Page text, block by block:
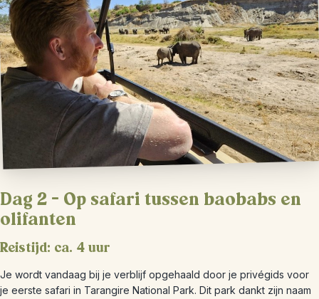
Dag 2 – Op safari tussen baobabs en
olifanten
Reistijd: ca. 4 uur
Je wordt vandaag bij je verblijf opgehaald door je privégids voor
je eerste safari in Tarangire National Park. Dit park dankt zijn naam